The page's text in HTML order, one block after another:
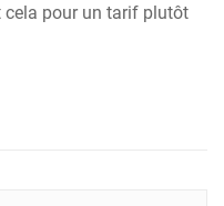
cela pour un tarif plutôt